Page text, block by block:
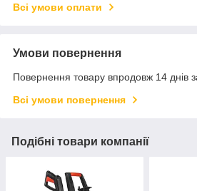
Всі умови оплати
Умови повернення
Повернення товару впродовж 14 днів
Всі умови повернення
Подібні товари компанії